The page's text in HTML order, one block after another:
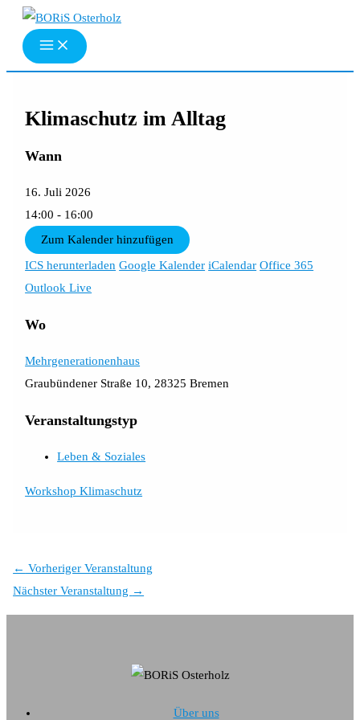
Zum
Inhalt
springen
Klimaschutz im Alltag
Wann
16. Juli 2026
14:00 - 16:00
Zum Kalender hinzufügen
ICS herunterladen Google Kalender iCalendar Office 365
Outlook Live
Wo
Mehrgenerationenhaus
Graubündener Straße 10, 28325 Bremen
Veranstaltungstyp
Leben & Soziales
Workshop Klimaschutz
← Vorheriger Veranstaltung
Nächster Veranstaltung →
Über uns